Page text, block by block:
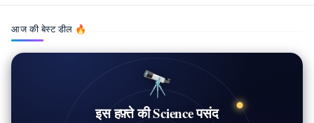
आज की बेस्ट डील 🔥
🔭
इस हफ़्ते की Science पसंद